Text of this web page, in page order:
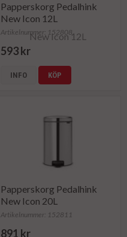
Papperskorg Pedalhink
New Icon 12L
Artikelnummer: 152808
593 kr
INFO KÖP
Papperskorg Pedalhink
New Icon 20L
Artikelnummer: 152811
891 kr